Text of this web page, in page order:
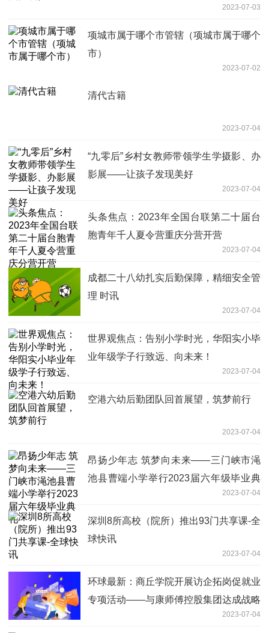
2023-07-03
项城市属于哪个市管辖（项城市属于哪个
市）
2023-07-02
清代古籍
2023-07-04
“九零后”乡村女教师带领学生学摄影、办
影展——让孩子发现美好
2023-07-04
头条焦点：2023年全国台联第二十届台
胞青年千人夏令营重庆分营开营
2023-07-04
成都二十八幼扎实后勤保障，精细安全管
理 时讯
2023-07-04
世界观焦点：告别小学时光，华阳实小毕
业年级学子行致远、向未来！
2023-07-04
空港六幼后勤团队回首展望，筑梦前行
2023-07-04
昂扬少年志 筑梦向未来——三门峡市渑
池县曹端小学举行2023届六年级毕业典
2023-07-04
深圳8所高校（院所）推出93门共享课-全
球快讯
2023-07-04
环球最新：商丘学院开展访企拓岗促就业
专项活动——与康师傅控股集团达成战略
2023-07-04